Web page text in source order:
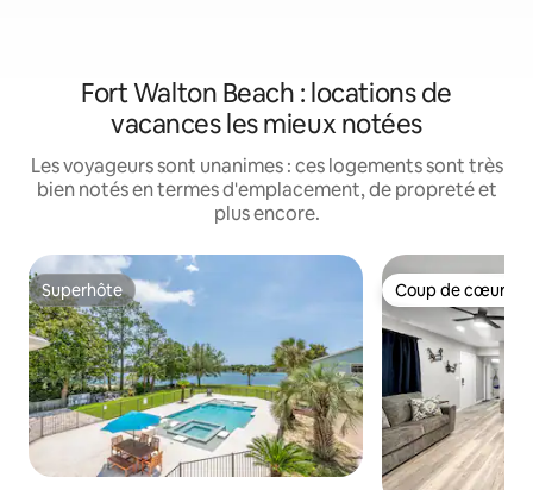
Fort Walton Beach : locations de
vacances les mieux notées
Les voyageurs sont unanimes : ces logements sont très
bien notés en termes d'emplacement, de propreté et
plus encore.
Superhôte
Superhôte Coup de cœur
Coup de cœur